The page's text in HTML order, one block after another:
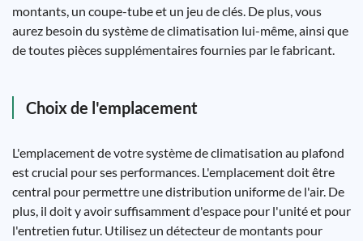
montants, un coupe-tube et un jeu de clés. De plus, vous
aurez besoin du système de climatisation lui-même, ainsi que
de toutes pièces supplémentaires fournies par le fabricant.
Choix de l'emplacement
L'emplacement de votre système de climatisation au plafond
est crucial pour ses performances. L'emplacement doit être
central pour permettre une distribution uniforme de l'air. De
plus, il doit y avoir suffisamment d'espace pour l'unité et pour
l'entretien futur. Utilisez un détecteur de montants pour